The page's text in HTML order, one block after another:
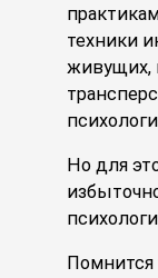
техники
живущих,
Но для